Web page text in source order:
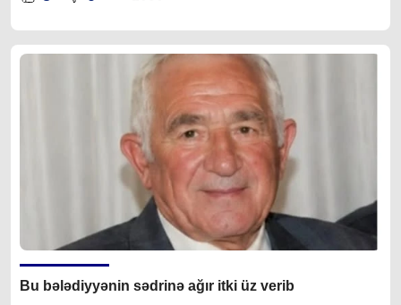
Bu bələdiyyənin sədrinə ağır itki üz verib